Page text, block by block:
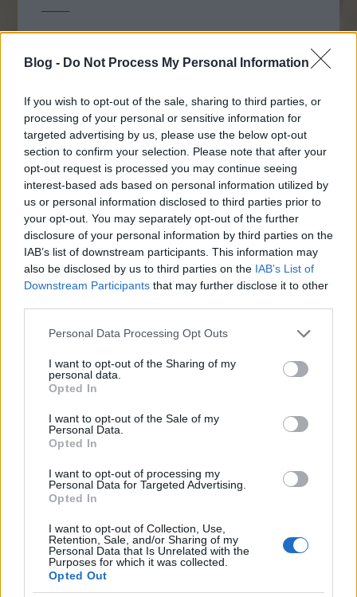
Blog - Do Not Process My Personal Information
If you wish to opt-out of the sale, sharing to third parties, or
processing of your personal or sensitive information for
targeted advertising by us, please use the below opt-out
section to confirm your selection. Please note that after your
opt-out request is processed you may continue seeing
interest-based ads based on personal information utilized by
us or personal information disclosed to third parties prior to
your opt-out. You may separately opt-out of the further
disclosure of your personal information by third parties on the
IAB’s list of downstream participants. This information may
also be disclosed by us to third parties on the IAB’s List of
Downstream Participants that may further disclose it to other
Please note that this website/app uses one or more Google
not limited to your visit or usage behaviour. You may click to
grant or deny consent to Google and its third-party tags to
use your data for below specified purposes in below Google
consent section.
Personal Data Processing Opt Outs
I want to opt-out of the Sharing of my
personal data.
Opted In
I want to opt-out of the Sale of my
Personal Data.
Opted In
I want to opt-out of processing my
Personal Data for Targeted Advertising.
Opted In
I want to opt-out of Collection, Use,
Retention, Sale, and/or Sharing of my
Personal Data that Is Unrelated with the
Purposes for which it was collected.
Opted Out
1984. Az észak-koreai diktátor Kim Ir Szen
keletnémet látogatásán egy ötgyermekes
családnál